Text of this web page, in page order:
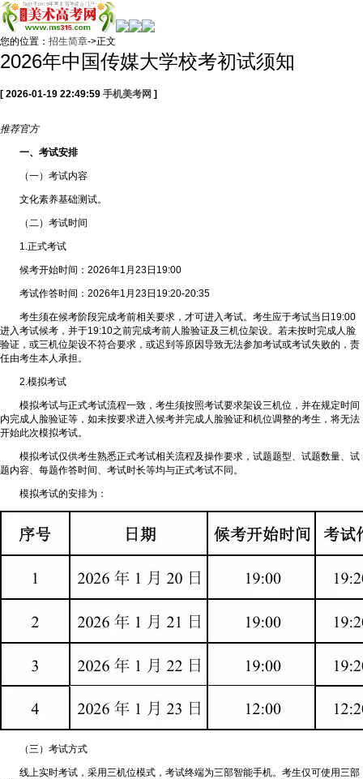
您的位置： 招生简章->正文
2026年中国传媒大学校考初试须知
[ 2026-01-19 22:49:59 手机美考网 ]
推荐官方
一、考试安排
（一）考试内容
文化素养基础测试。
（二）考试时间
1.正式考试
候考开始时间：2026年1月23日19:00
考试作答时间：2026年1月23日19:20-20:35
考生须在候考阶段完成考前相关要求，才可进入考试。考生应于考试当日19:00
进入考试候考，并于19:10之前完成考前人脸验证及三机位架设。若未按时完成人脸
验证，或三机位架设不符合要求，或迟到等原因导致无法参加考试或考试失败的，责
任由考生本人承担。
2.模拟考试
模拟考试与正式考试流程一致，考生须按照考试要求架设三机位，并在规定时间
内完成人脸验证等，如未按要求进入候考并完成人脸验证和机位调整的考生，将无法
开始此次模拟考试。
模拟考试仅供考生熟悉正式考试相关流程及操作要求，试题题型、试题数量、试
题内容、每题作答时间、考试时长等均与正式考试不同。
模拟考试的安排为：
（三）考试方式
线上实时考试，采用三机位模式，考试终端为三部智能手机。考生仅可使用三部